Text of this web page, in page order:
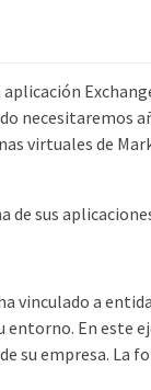
necesitaremos
virtuales de
de sus
vinculado a
entorno. En este
su empresa. La